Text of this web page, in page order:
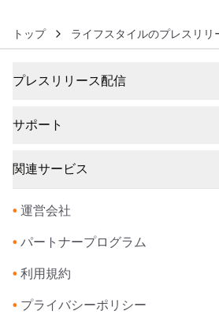
トップ ライフスタイルのプレスリリ
プレスリリース配信
サポート
関連サービス
• 運営会社
• パートナープログラム
• 利用規約
• プライバシーポリシー